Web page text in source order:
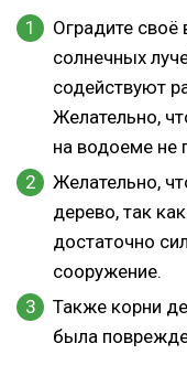
Оградите
солнечных
содействуют
Желательно,
на водоеме не
Желательно,
дерево, так
достаточно
сооружение.
Также корни
была